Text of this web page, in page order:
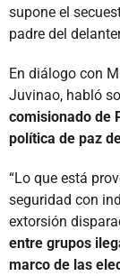
supone el
padre del
En diálogo con
Juvinao, habló
comisionado de
política de paz
“Lo que está
seguridad con
extorsión
entre grupos
marco de las